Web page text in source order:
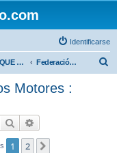
Identificarse
PARQUE VIVA - ANTIGUO AUTODROMO LA GUACIMA Federación Costarricense de los Motores : FECOM
Motores :
Buscar
1 2